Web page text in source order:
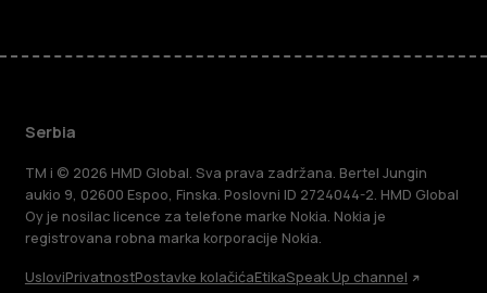
Serbia
TM i © 2026 HMD Global. Sva prava zadržana. Bertel Jungin
aukio 9, 02600 Espoo, Finska. Poslovni ID 2724044-2. HMD Global
Oy je nosilac licence za telefone marke Nokia. Nokia je
registrovana robna marka korporacije Nokia.
UsloviPrivatnostPostavke kolačićaEtikaSpeak Up channel